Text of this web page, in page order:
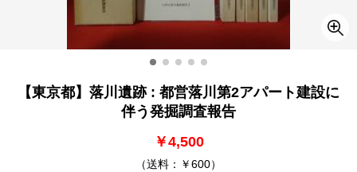
【東京都】落川遺跡 : 都営落川第2アパート建設に
伴う発掘調査報告
￥4,500
（送料：￥600）